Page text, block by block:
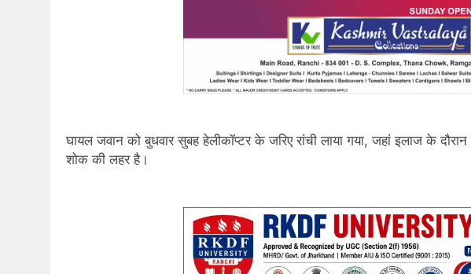
घायल जवान को बुधवार सुबह हेलीकॉप्टर के जरिए रांची लाया गया, जहां इलाज के
शोक की लहर है।